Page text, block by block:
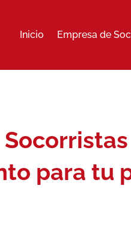
Inicio Empresa de
para tu